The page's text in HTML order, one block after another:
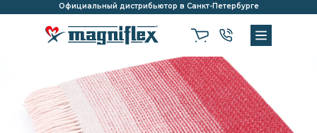
Официальный дистрибьютор в Санкт-Петербурге